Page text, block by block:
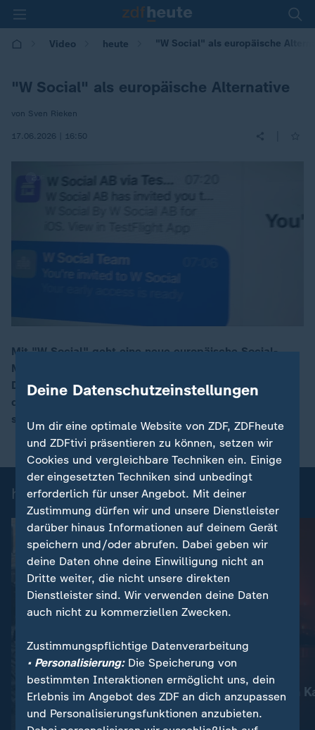
Video heute "W Social" als europäische
"W Social" als europäische Alternative
von Sven Rieken
17.06.2026 | 16:50
Mit "W Social" geht eine neue europäische Social-
Media-Plattform an den Start. Sie will mehr
Datenschutz bieten und eine Alternative zu den
dominierenden US- und chinesischen Netzwerken
schaffen.
heute-Nachrichten: Einzelbeiträge
Nachrichten | heute
Schwere russische
Luftangriffe
Video1:51
Nachrichten | heute
Waldbrände in
Video1:18
Deine Datenschutzeinstellungen
Um dir eine optimale Website von ZDF, ZDFheute
und ZDFtivi präsentieren zu können, setzen wir
Cookies und vergleichbare Techniken ein. Einige
der eingesetzten Techniken sind unbedingt
erforderlich für unser Angebot. Mit deiner
Zustimmung dürfen wir und unsere Dienstleister
darüber hinaus Informationen auf deinem Gerät
speichern und/oder abrufen. Dabei geben wir
deine Daten ohne deine Einwilligung nicht an
Dritte weiter, die nicht unsere direkten
Dienstleister sind. Wir verwenden deine Daten
auch nicht zu kommerziellen Zwecken.
Zustimmungspflichtige Datenverarbeitung
• Personalisierung:Die Speicherung von
bestimmten Interaktionen ermöglicht uns, dein
Erlebnis im Angebot des ZDF an dich anzupassen
und Personalisierungsfunktionen anzubieten.